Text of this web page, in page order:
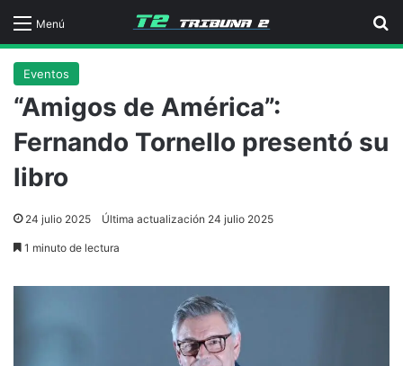
Menú
Eventos
“Amigos de América”:
Fernando Tornello presentó su
libro
24 julio 2025 Última actualización 24 julio 2025
1 minuto de lectura